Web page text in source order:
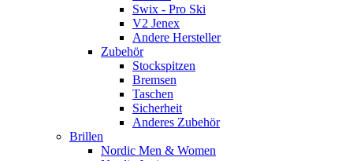
Swix - Pro Ski
V2 Jenex
Andere Hersteller
Zubehör
Stockspitzen
Bremsen
Taschen
Sicherheit
Anderes Zubehör
Brillen
Nordic Men & Women